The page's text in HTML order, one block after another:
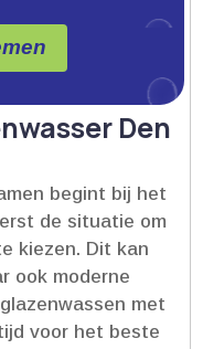
Den
begint bij het
de situatie om
kiezen.​ Dit kan
ook moderne
met
voor het beste